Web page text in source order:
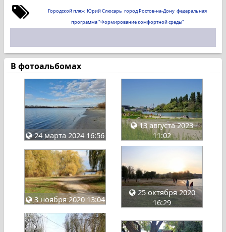
Городской пляж Юрий Слюсарь город Ростов-на-Дону федеральная
программа "Формирование комфортной среды"
В фотоальбомах
24 марта 2024 16:56
13 августа 2023
11:02
3 ноября 2020 13:04
25 октября 2020
16:29